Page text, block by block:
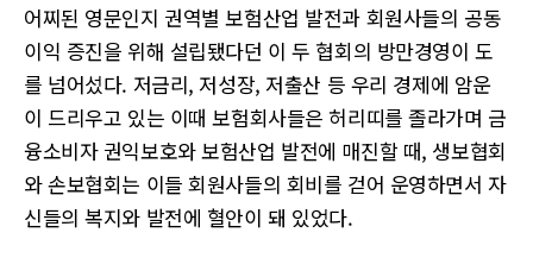
어찌된 영문인지 권역별 보험산업 발전과 회원사들의 공동
이익 증진을 위해 설립됐다던 이 두 협회의 방만경영이 도
를 넘어섰다. 저금리, 저성장, 저출산 등 우리 경제에 암운
이 드리우고 있는 이때 보험회사들은 허리띠를 졸라가며 금
융소비자 권익보호와 보험산업 발전에 매진할 때, 생보협회
와 손보협회는 이들 회원사들의 회비를 걷어 운영하면서 자
신들의 복지와 발전에 혈안이 돼 있었다.